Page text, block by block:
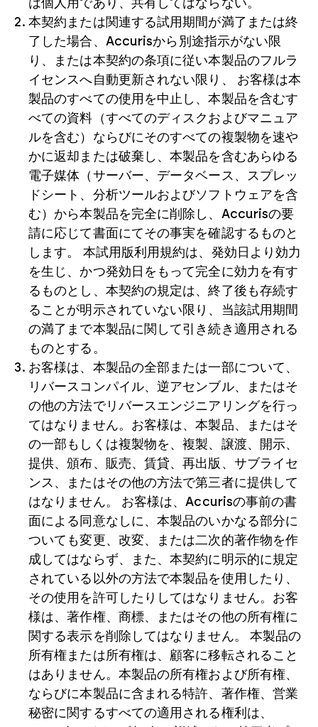
は個人用であり、共有してはならない。
本契約または関連する試用期間が満了または終
了した場合、Accurisから別途指示がない限
り、または本契約の条項に従い本製品のフルラ
イセンスへ自動更新されない限り、 お客様は本
製品のすべての使用を中止し、本製品を含むす
べての資料（すべてのディスクおよびマニュア
ルを含む）ならびにそのすべての複製物を速や
かに返却または破棄し、本製品を含むあらゆる
電子媒体（サーバー、データベース、スプレッ
ドシート、分析ツールおよびソフトウェアを含
む）から本製品を完全に削除し、Accurisの要
請に応じて書面にてその事実を確認するものと
します。 本試用版利用規約は、発効日より効力
を生じ、かつ発効日をもって完全に効力を有す
るものとし、本契約の規定は、終了後も存続す
ることが明示されていない限り、当該試用期間
の満了まで本製品に関して引き続き適用される
ものとする。
お客様は、本製品の全部または一部について、
リバースコンパイル、逆アセンブル、またはそ
の他の方法でリバースエンジニアリングを行っ
てはなりません。お客様は、本製品、またはそ
の一部もしくは複製物を、複製、譲渡、開示、
提供、頒布、販売、賃貸、再出版、サブライセ
ンス、またはその他の方法で第三者に提供して
はなりません。 お客様は、Accurisの事前の書
面による同意なしに、本製品のいかなる部分に
ついても変更、改変、または二次的著作物を作
成してはならず、また、本契約に明示的に規定
されている以外の方法で本製品を使用したり、
その使用を許可したりしてはなりません。お客
様は、著作権、商標、またはその他の所有権に
関する表示を削除してはなりません。 本製品の
所有権または所有権は、顧客に移転されること
はありません。本製品の所有権および所有権、
ならびに本製品に含まれる特許、著作権、営業
秘密に関するすべての適用される権利は、